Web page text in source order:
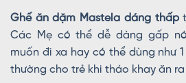
Ghế ăn dặm Mastela dáng thấp
Các Mẹ có thể dễ dàng gấp
muốn đi xa hay có thể dùng như
thường cho trẻ khi tháo khay ăn